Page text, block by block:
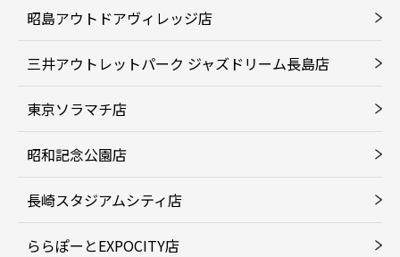
昭島アウトドアヴィレッジ店
三井アウトレットパーク ジャズドリーム長島店
東京ソラマチ店
昭和記念公園店
長崎スタジアムシティ店
ららぽーとEXPOCITY店